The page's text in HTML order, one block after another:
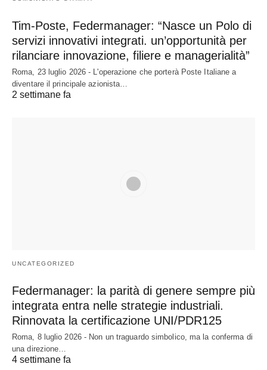
Tim-Poste, Federmanager: “Nasce un Polo di
servizi innovativi integrati. un’opportunità per
rilanciare innovazione, filiere e managerialità”
Roma, 23 luglio 2026 - L'operazione che porterà Poste Italiane a
diventare il principale azionista…
2 settimane fa
UNCATEGORIZED
Federmanager: la parità di genere sempre più
integrata entra nelle strategie industriali.
Rinnovata la certificazione UNI/PDR125
Roma, 8 luglio 2026 - Non un traguardo simbolico, ma la conferma di
una direzione…
4 settimane fa